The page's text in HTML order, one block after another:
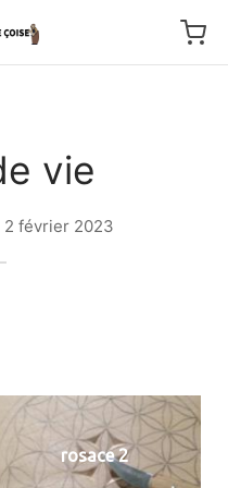
vie
2 février 2023
rosace 2